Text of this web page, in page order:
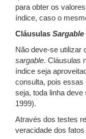
para obter os
índice, caso o
Cláusulas Sargable
Não deve-se utilizar
sargable. Cláusulas
índice seja
consulta, pois essas
seja, toda linha
1999).
Através dos testes
veracidade dos